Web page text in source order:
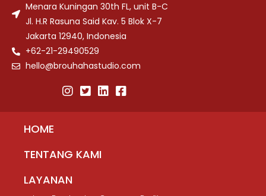
Menara Kuningan 30th FL, unit B-C
Jl. H.R Rasuna Said Kav. 5 Blok X-7
Jakarta 12940, Indonesia
+62-21-29490529
hello@brouhahastudio.com
HOME
TENTANG KAMI
LAYANAN